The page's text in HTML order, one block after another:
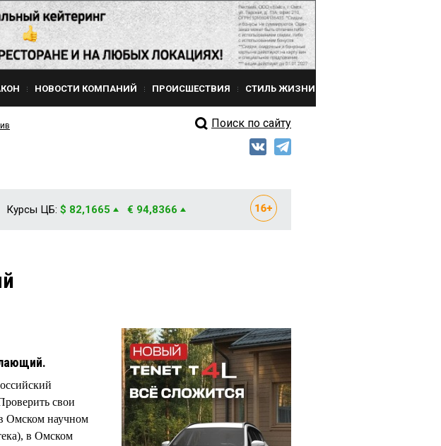
НОВОСТИ КОМПАНИЙ ПРОИСШЕСТВИЯ СТИЛЬ ЖИЗНИ
Поиск по сайту
Курсы ЦБ: $ 82,1665 € 94,8366
свои
Омском научном
в Омском